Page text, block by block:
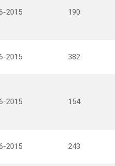
2015 190
2015 382
2015 154
2015 243